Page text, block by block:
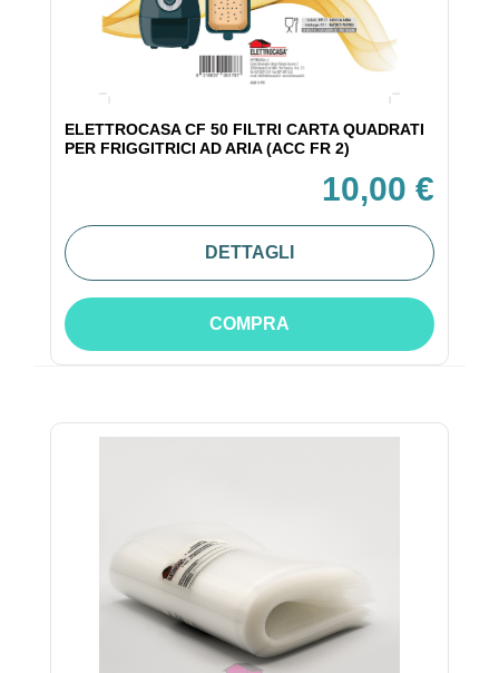
ELETTROCASA CF 50 FILTRI CARTA QUADRATI
PER FRIGGITRICI AD ARIA (ACC FR 2)
10,00 €
DETTAGLI
COMPRA